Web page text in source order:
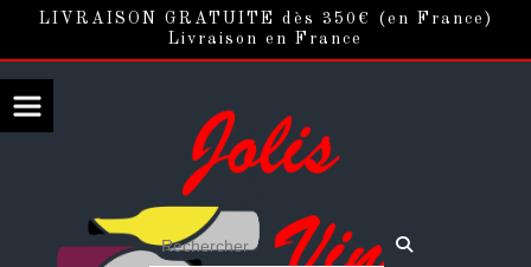
LIVRAISON GRATUITE dès 350€ (en France)
Livraison en France
Panneau de gestion des cookies